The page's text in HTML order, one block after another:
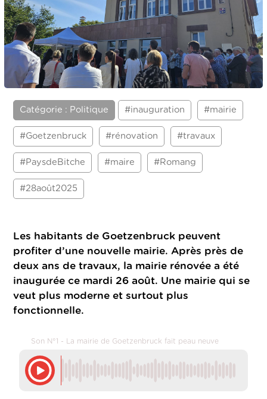
Catégorie : Politique #inauguration #mairie
#Goetzenbruck #rénovation #travaux
#PaysdeBitche #maire #Romang
#28août2025
Les habitants de Goetzenbruck peuvent
profiter d’une nouvelle mairie. Après près de
deux ans de travaux, la mairie rénovée a été
inaugurée ce mardi 26 août. Une mairie qui se
veut plus moderne et surtout plus
fonctionnelle.
Son N°1 - La mairie de Goetzenbruck fait peau neuve